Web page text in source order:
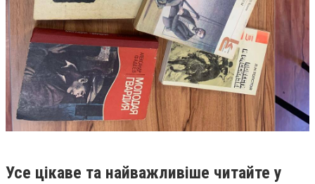
Усе цікаве та найважливіше читайте у